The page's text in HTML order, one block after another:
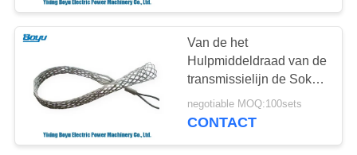
FABRIEKSREIS
KWALITEITSCONTROLE
CONTACTEER
ONS
Luchtlijn die
Materiaal
vastbinden
79
Van de het
Hulpmiddeldraad van de
transmissielijn de Sok
van het de Kabelnetwerk
verbindt de Schakelaar
negotiable MOQ:100sets
CONTACT